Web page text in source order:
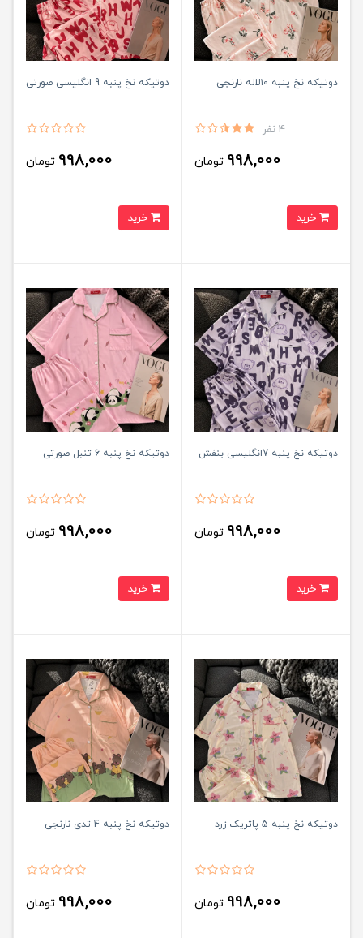
دوتیکه نخ پنبه ۱0لاله نارنجی
4 نفر
998,000 تومان
دوتیکه نخ پنبه 9 انگلیسی صورتی
998,000 تومان
دوتیکه نخ پنبه 7انگلیسی بنفش
998,000 تومان
دوتیکه نخ پنبه 6 تنبل صورتی
998,000 تومان
دوتیکه نخ پنبه 5 پاتریک زرد
998,000 تومان
دوتیکه نخ پنبه 4 تدی نارنجی
998,000 تومان